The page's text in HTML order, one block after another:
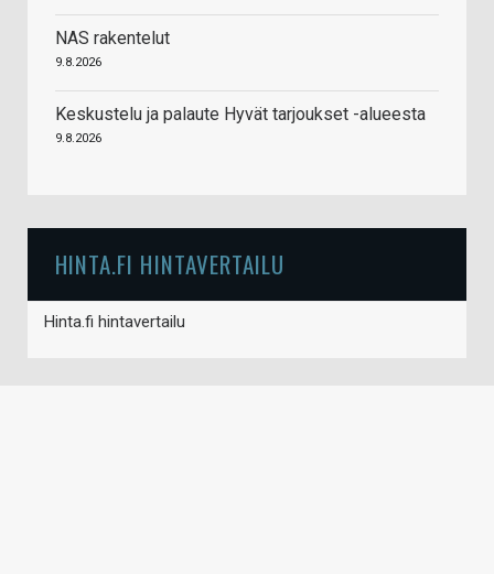
NAS rakentelut
9.8.2026
Keskustelu ja palaute Hyvät tarjoukset -alueesta
9.8.2026
HINTA.FI HINTAVERTAILU
Hinta.fi hintavertailu